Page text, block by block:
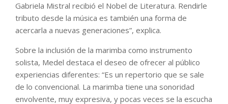
Gabriela Mistral recibió el Nobel de Literatura. Rendirle
tributo desde la música es también una forma de
acercarla a nuevas generaciones”, explica.
Sobre la inclusión de la marimba como instrumento
solista, Medel destaca el deseo de ofrecer al público
experiencias diferentes: “Es un repertorio que se sale
de lo convencional. La marimba tiene una sonoridad
envolvente, muy expresiva, y pocas veces se la escucha